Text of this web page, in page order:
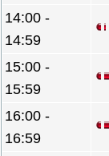
14:00 -
14:59
15:00 -
15:59
16:00 -
16:59